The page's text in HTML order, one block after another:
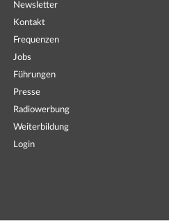
Newsletter
Kontakt
Frequenzen
Jobs
Führungen
Presse
Radiowerbung
Weiterbildung
Login